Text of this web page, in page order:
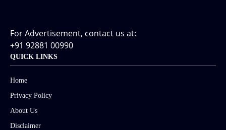
For Advertisement, contact us at:
+91 92881 00990
QUICK LINKS
Home
Privacy Policy
About Us
Disclaimer